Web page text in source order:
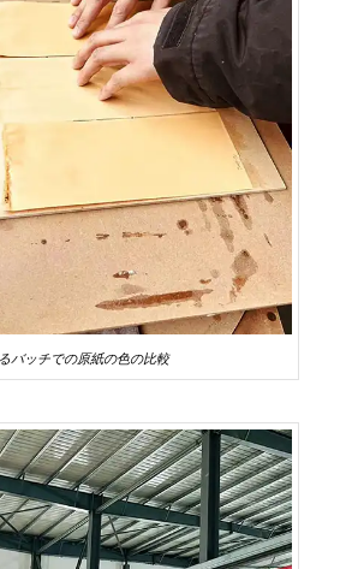
バッチでの原紙の色の比較